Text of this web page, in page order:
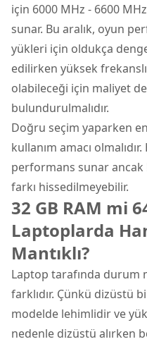
için 6000 MHz - 6600
sunar. Bu aralık, oyun
yükleri için oldukça
edilirken yüksek
olabileceği için maliyet
bulundurulmalıdır.
Doğru seçim yaparken
kullanım amacı
performans sunar ancak
farkı hissedilmeyebilir.
32 GB RAM mi
Laptoplarda
Mantıklı?
Laptop tarafında durum
farklıdır. Çünkü dizüstü
modelde lehimlidir ve
nedenle dizüstü alırken